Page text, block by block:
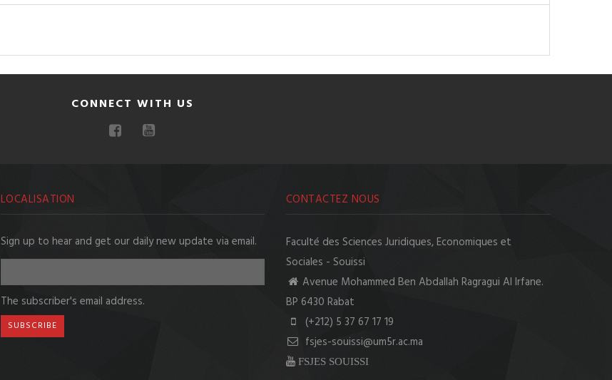
CONNECT WITH US
LOCALISATION
Sign up to hear and get our daily new update via email.
The subscriber's email address.
CONTACTEZ NOUS
Faculté des Sciences Juridiques, Economiques et
Sociales - Souissi
Avenue Mohammed Ben Abdallah Ragragui Al Irfane.
BP 6430 Rabat
(+212) 5 37 67 17 19
fsjes-souissi@um5r.ac.ma
FSJES SOUISSI